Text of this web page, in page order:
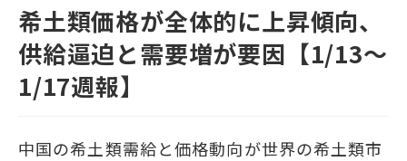
希土類価格が全体的に上昇傾向、
供給逼迫と需要増が要因【1/13～
1/17週報】
中国の希土類需給と価格動向が世界の希土類市